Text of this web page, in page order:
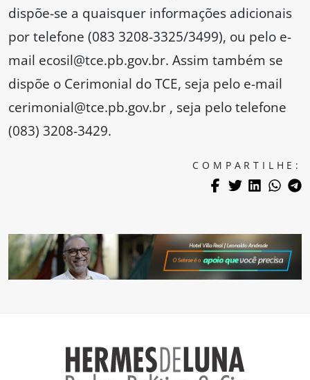
dispõe-se a quaisquer informações adicionais
por telefone (083 3208-3325/3499), ou pelo e-
mail ecosil@tce.pb.gov.br. Assim também se
dispõe o Cerimonial do TCE, seja pelo e-mail
cerimonial@tce.pb.gov.br , seja pelo telefone
(083) 3208-3429.
COMPARTILHE: